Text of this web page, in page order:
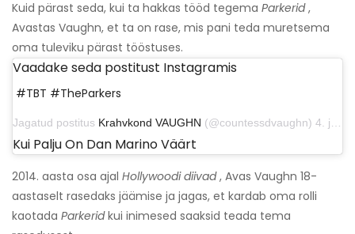
Kuid pärast seda, kui ta hakkas tööd tegema Parkerid,
Avastas Vaughn, et ta on rase, mis pani teda muretsema
oma tuleviku pärast tööstuses.
Vaadake seda postitust Instagramis
#TBT #TheParkers ‍
Jagatud postitus Krahvkond VAUGHN (@countessdvaughn) 4. juunil 2020 kell 5:51 PDT
Kui Palju On Dan Marino Väärt
2014. aasta osa ajal Hollywoodi diivad, Avas Vaughn 18-
aastaselt rasedaks jäämise ja jagas, et kardab oma rolli
kaotada Parkeridkui inimesed saaksid teada tema